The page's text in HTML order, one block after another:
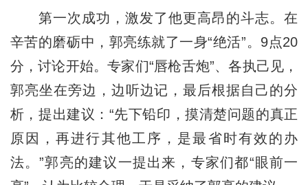
第一次成功，激发了他更高昂的斗志。在
辛苦的磨砺中，郭亮练就了一身“绝活”。9点20
分，讨论开始。专家们“唇枪舌炮”、各执己见，
郭亮坐在旁边，边听边记，最后根据自己的分
析，提出建议：“先下铅印，摸清楚问题的真正
原因，再进行其他工序，是最省时有效的办
法。”郭亮的建议一提出来，专家们都“眼前一